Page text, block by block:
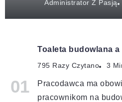
Administrator Z Pasją
Toaleta budowlana
795 Razy Czytano 3
Pracodawca ma
pracownikom na